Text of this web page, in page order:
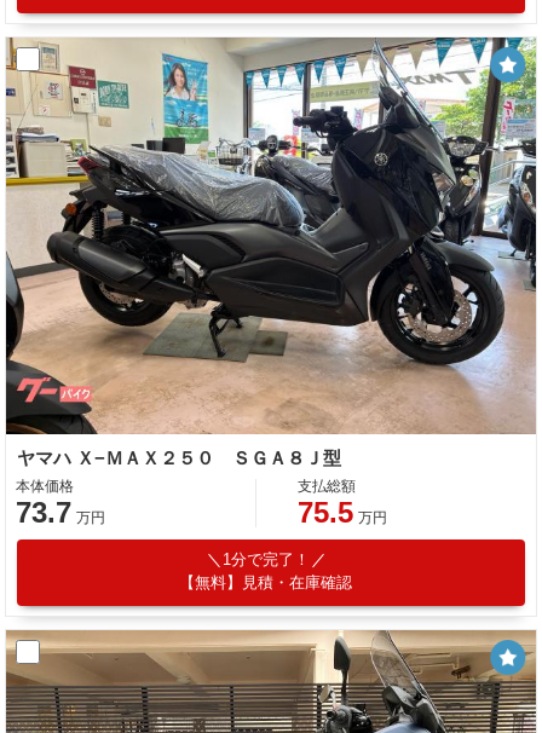
ヤマハ Ｘ−ＭＡＸ２５０ ＳＧＡ８Ｊ型
本体価格
73.7 万円
支払総額
75.5 万円
1分で完了！
【無料】見積・在庫確認